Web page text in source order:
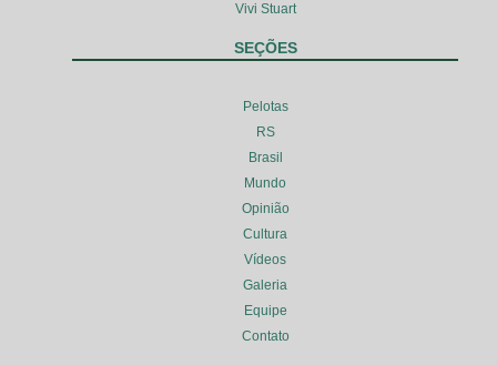
Vivi Stuart
SEÇÕES
Pelotas
RS
Brasil
Mundo
Opinião
Cultura
Vídeos
Galeria
Equipe
Contato